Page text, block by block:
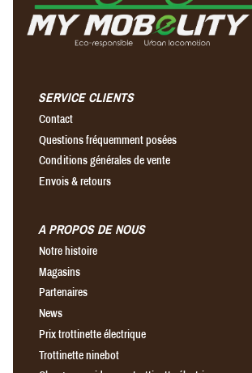
SERVICE CLIENTS
Contact
Questions fréquemment posées
Conditions générales de vente
Envois & retours
A PROPOS DE NOUS
Notre histoire
Magasins
Partenaires
News
Prix trottinette électrique
Trottinette ninebot